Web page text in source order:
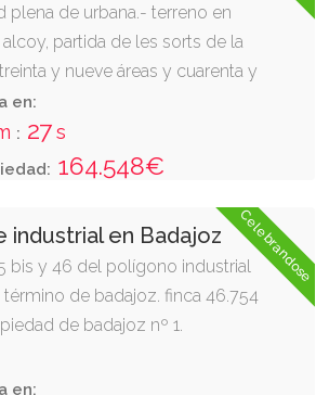
plena de urbana.- terreno en
partida de les sorts de la
y nueve áreas y cuarenta y
están enclavadas cuatro
industriales, dos de ellas de
de superficie de trescientos
por cincuenta y dos metros de
la situada hacia la derecha y otra
cuadrados en planta de forma
uno de dos plantas con
a servicios y oficinas con
en:
: 26s
164.548€
Celebrandose
industrial en Badajoz
bis y 46 del polígono industrial
de badajoz. finca 46.754
de badajoz nº 1.
en: